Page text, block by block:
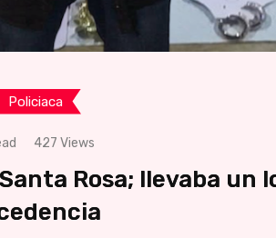
Policiaca
427 Views
Santa Rosa; llevaba un